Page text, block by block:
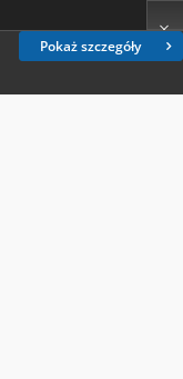
Pokaż szczegóły